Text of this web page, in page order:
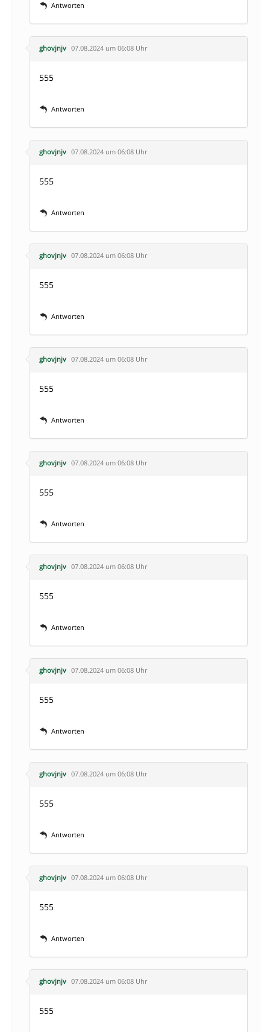
Antworten
ghovjnjv 07.08.2024 um 06:08 Uhr
555
Antworten
ghovjnjv 07.08.2024 um 06:08 Uhr
555
Antworten
ghovjnjv 07.08.2024 um 06:08 Uhr
555
Antworten
ghovjnjv 07.08.2024 um 06:08 Uhr
555
Antworten
ghovjnjv 07.08.2024 um 06:08 Uhr
555
Antworten
ghovjnjv 07.08.2024 um 06:08 Uhr
555
Antworten
ghovjnjv 07.08.2024 um 06:08 Uhr
555
Antworten
ghovjnjv 07.08.2024 um 06:08 Uhr
555
Antworten
ghovjnjv 07.08.2024 um 06:08 Uhr
555
Antworten
ghovjnjv 07.08.2024 um 06:08 Uhr
555